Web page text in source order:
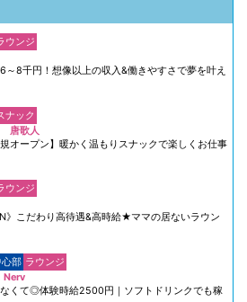
ウンジ
～8千円！想像以上の収入&働きやすさで夢を叶え
ナック
唐歌人
規オープン】暖かく温もりスナックで楽しくお仕事
ウンジ
》こだわり高待遇&高時給★ママの居ないラウン
部 ラウンジ
Nerv
くて◎体験時給2500円｜ソフトドリンクでも稼